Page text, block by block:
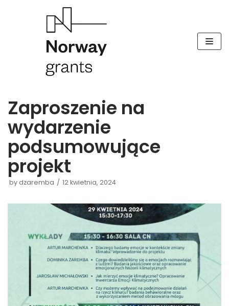
Zaproszenie na
wydarzenie
podsumowujące
projekt
by dzaremba 12 kwietnia, 2024